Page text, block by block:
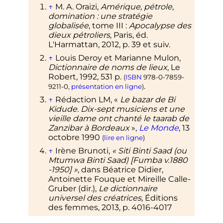
↑ M. A. Oraizi, Amérique, pétrole,
domination : une stratégie
globalisée, tome III : Apocalypse des
dieux pétroliers, Paris, éd.
L'Harmattan, 2012, p. 39 et suiv.
↑ Louis Deroyet Marianne Mulon,
Dictionnaire de noms de lieux, Le
Robert, 1992, 531 p. (ISBN 978-0-7859-
9211-0, présentation en ligne).
↑ Rédaction LM, « Le bazar de Bi
Kidude. Dix-sept musiciens et une
vieille dame ont chanté le taarab de
Zanzibar à Bordeaux », Le Monde, 13
octobre 1990 (lire en ligne)
↑ Irène Brunoti, « Siti Binti Saad (ou
Mtumwa Binti Saad) [Fumba v.1880
-1950] », dans Béatrice Didier,
Antoinette Fouque et Mireille Calle-
Gruber (dir.), Le dictionnaire
universel des créatrices, Éditions
des femmes, 2013, p. 4016-4017